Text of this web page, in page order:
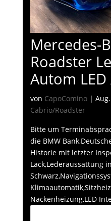
Mercedes-
Roadster
Autom
von CapoComino|
Cabrio/Roadster
Bitte um
die BMW
Historie mit letzter
Lack,Lederaussattung in
Nackenheizung,LED